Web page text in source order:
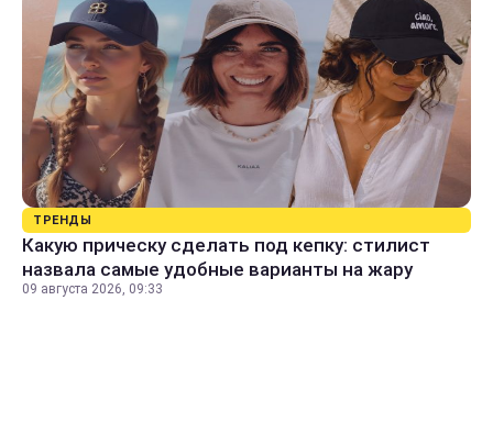
ТРЕНДЫ
Какую прическу сделать под кепку: стилист
назвала самые удобные варианты на жару
09 августа 2026, 09:33